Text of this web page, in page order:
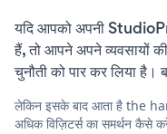
यदि आपको अपनी
हैं, तो आपने अपने व्यवसायों
चुनौती को पार कर लिया है।
लेकिन इसके बाद आता है the
अधिक विज़िटर्स का समर्थन कैसे